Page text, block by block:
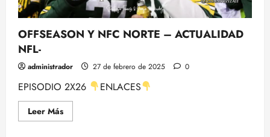
OFFSEASON Y NFC NORTE – ACTUALIDAD
NFL-
administrador 27 de febrero de 2025 0
EPISODIO 2X26 ENLACES
Leer MásLeer
más